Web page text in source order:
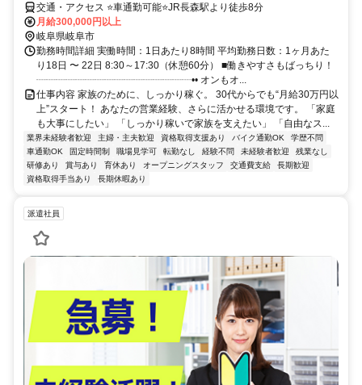
交通・アクセス ⭐車通勤可能⭐JR長森駅より徒歩8分
月給300,000円以上
岐阜県岐阜市
勤務時間詳細 実働時間：1日あたり8時間 平均勤務日数：1ヶ月あた
り18日 〜 22日 8:30～17:30（休憩60分） ■働きやすさもばっちり！
┈┈┈┈┈┈┈┈┈┈┈┈┈┈┈┈•• オンもオ...
仕事内容 家族のために、しっかり稼ぐ。 30代からでも“月給30万円以
上”スタート！ あなたの営業経験、さらに活かせる環境です。 「家庭
も大事にしたい」 「しっかり稼いで家族を支えたい」 「自由なス...
業界未経験者歓迎 主婦・主夫歓迎 資格取得支援あり バイク通勤OK
学歴不問
車通勤OK
固定時間制 職場見学可 転勤なし 経験不問 未経験者歓迎
残業なし
研修あり
賞与あり 育休あり オープニングスタッフ 交通費支給
長期歓迎
資格取得手当あり
長期休暇あり
派遣社員